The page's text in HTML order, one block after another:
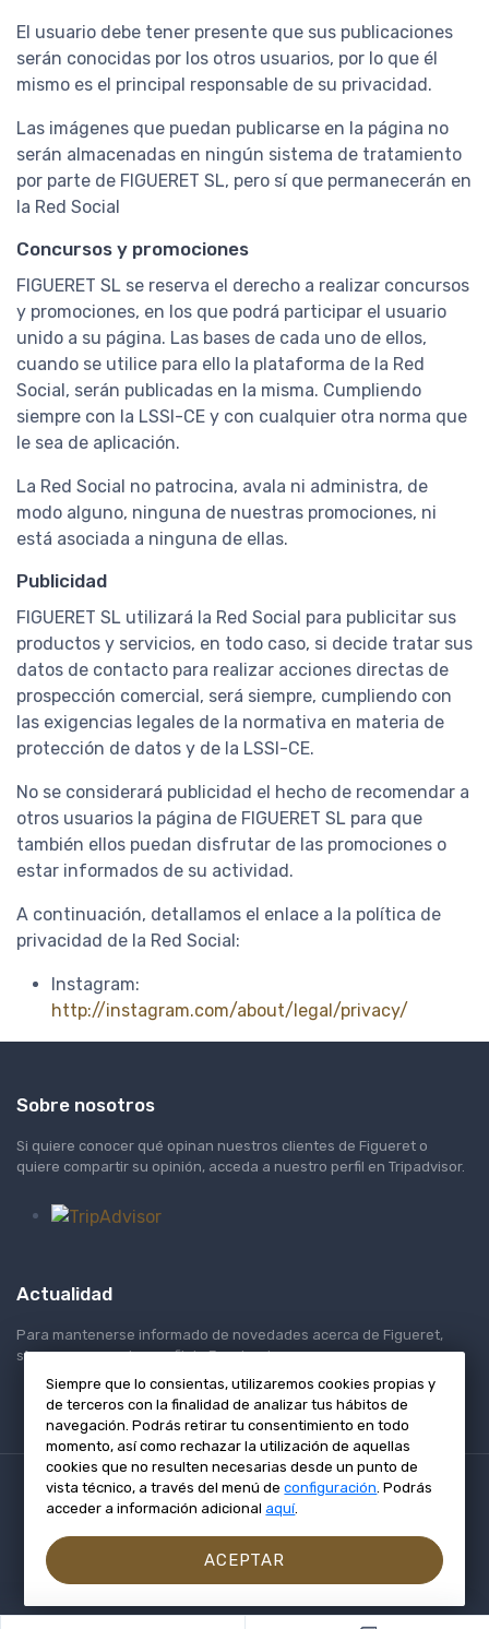
El usuario debe tener presente que sus publicaciones
serán conocidas por los otros usuarios, por lo que él
mismo es el principal responsable de su privacidad.
Las imágenes que puedan publicarse en la página no
serán almacenadas en ningún sistema de tratamiento
por parte de FIGUERET SL, pero sí que permanecerán en
la Red Social
Concursos y promociones
FIGUERET SL se reserva el derecho a realizar concursos
y promociones, en los que podrá participar el usuario
unido a su página. Las bases de cada uno de ellos,
cuando se utilice para ello la plataforma de la Red
Social, serán publicadas en la misma. Cumpliendo
siempre con la LSSI-CE y con cualquier otra norma que
le sea de aplicación.
La Red Social no patrocina, avala ni administra, de
modo alguno, ninguna de nuestras promociones, ni
está asociada a ninguna de ellas.
Publicidad
FIGUERET SL utilizará la Red Social para publicitar sus
productos y servicios, en todo caso, si decide tratar sus
datos de contacto para realizar acciones directas de
prospección comercial, será siempre, cumpliendo con
las exigencias legales de la normativa en materia de
protección de datos y de la LSSI-CE.
No se considerará publicidad el hecho de recomendar a
otros usuarios la página de FIGUERET SL para que
también ellos puedan disfrutar de las promociones o
estar informados de su actividad.
A continuación, detallamos el enlace a la política de
privacidad de la Red Social:
Instagram:
http://instagram.com/about/legal/privacy/
Sobre nosotros
Si quiere conocer qué opinan nuestros clientes de Figueret o
quiere compartir su opinión, acceda a nuestro perfil en Tripadvisor.
Actualidad
Para mantenerse informado de novedades acerca de Figueret,
síganos en nuestro perfil de Facebook.
© Figueret S.L. Todos los derechos reservados.
Términos y condiciones
Aviso legal Política de cookies
Siempre que lo consientas, utilizaremos cookies propias y
de terceros con la finalidad de analizar tus hábitos de
navegación. Podrás retirar tu consentimiento en todo
momento, así como rechazar la utilización de aquellas
cookies que no resulten necesarias desde un punto de
vista técnico, a través del menú de configuración.Podrás
acceder a información adicional aquí.
ACEPTAR